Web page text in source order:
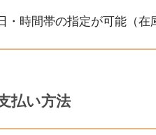
・時間帯の指定が可能（在
払い方法